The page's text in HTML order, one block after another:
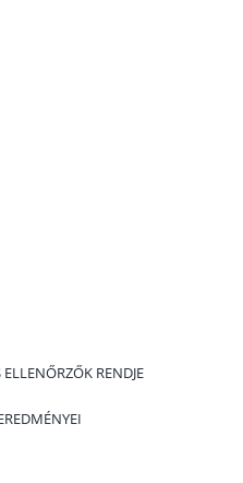
RENDJE